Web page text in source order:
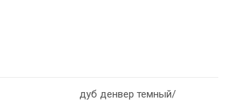
дуб денвер темный/